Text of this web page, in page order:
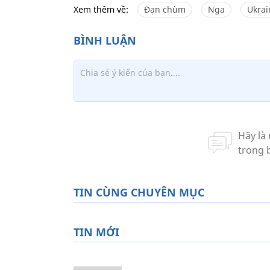
Xem thêm về: Đạn chùm Nga
TIN CÙNG CHUYÊN MỤC
TIN MỚI